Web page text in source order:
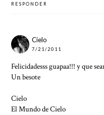
RESPONDER
Cielo
7/21/2011
Felicidadesss guapaa!!! y que
Un besote
Cielo
El Mundo de Cielo